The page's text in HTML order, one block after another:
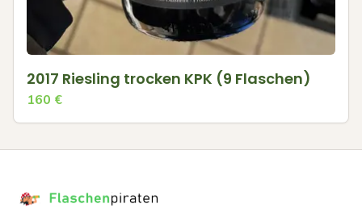
2017 Riesling trocken KPK (9 Flaschen)
160 €